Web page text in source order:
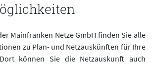
Mainfranken Netze GmbH finden Sie alle
zu Plan- und Netzauskünften für Ihre
können Sie die Netzauskunft auch